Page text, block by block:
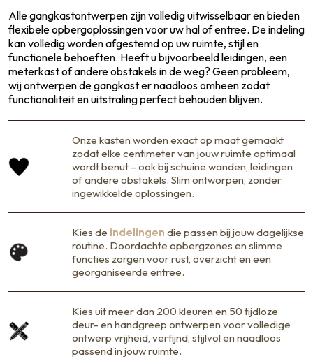
Alle gangkastontwerpen zijn volledig uitwisselbaar en bieden
flexibele opbergoplossingen voor uw hal of entree. De indeling
kan volledig worden afgestemd op uw ruimte, stijl en
functionele behoeften. Heeft u bijvoorbeeld leidingen, een
meterkast of andere obstakels in de weg? Geen probleem,
wij ontwerpen de gangkast er naadloos omheen zodat
functionaliteit en uitstraling perfect behouden blijven.
Onze kasten worden exact op maat gemaakt
zodat elke centimeter van jouw ruimte optimaal
wordt benut – ook bij schuine wanden, leidingen
of andere obstakels. Slim ontworpen, zonder
ingewikkelde oplossingen.
Kies de indelingen die passen bij jouw dagelijkse
routine. Doordachte opbergzones en slimme
functies zorgen voor rust, overzicht en een
georganiseerde entree.
Kies uit meer dan 200 kleuren en 50 tijdloze
deur- en handgreep ontwerpen voor volledige
ontwerp vrijheid, verfijnd, stijlvol en naadloos
passend in jouw ruimte.